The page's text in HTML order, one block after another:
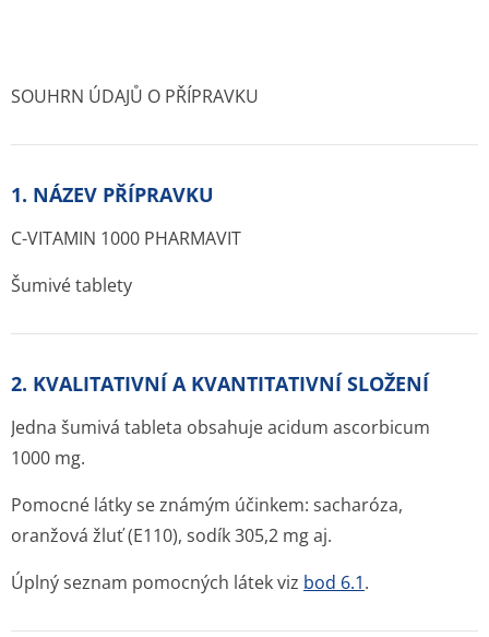
SOUHRN ÚDAJŮ O PŘÍPRAVKU
1. NÁZEV PŘÍPRAVKU
C-VITAMIN 1000 PHARMAVIT
Šumivé tablety
2. KVALITATIVNÍ A KVANTITATIVNÍ SLOŽENÍ
Jedna šumivá tableta obsahuje acidum ascorbicum
1000 mg.
Pomocné látky se známým účinkem: sacharóza,
oranžová žluť (E110), sodík 305,2 mg aj.
Úplný seznam pomocných látek viz bod 6.1.